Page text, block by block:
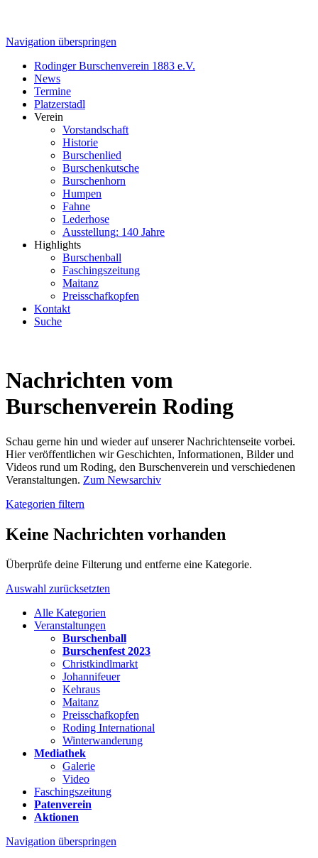
Navigation überspringen
Rodinger Burschenverein 1883 e.V.
News
Termine
Platzerstadl
Verein
Vorstandschaft
Historie
Burschenlied
Burschenkutsche
Burschenhorn
Humpen
Fahne
Lederhose
Ausstellung: 140 Jahre
Highlights
Burschenball
Faschingszeitung
Maitanz
Preisschafkopfen
Kontakt
Suche
Nachrichten vom
Burschenverein Roding
Schau gerne hin und wieder auf unserer Nachrichtenseite vorbei.
Hier veröffentlichen wir Geschichten, Informationen, Bilder und
Videos rund um Roding, den Burschenverein und verschiedenen
Veranstaltungen. Zum Newsarchiv
Kategorien filtern
Keine Nachrichten vorhanden
Überprüfe deine Filterung und entferne eine Kategorie.
Auswahl zurücksetzten
Alle Kategorien
Veranstaltungen
Burschenball
Burschenfest 2023
Christkindlmarkt
Johannifeuer
Kehraus
Maitanz
Preisschafkopfen
Roding International
Winterwanderung
Mediathek
Galerie
Video
Faschingszeitung
Patenverein
Aktionen
Navigation überspringen